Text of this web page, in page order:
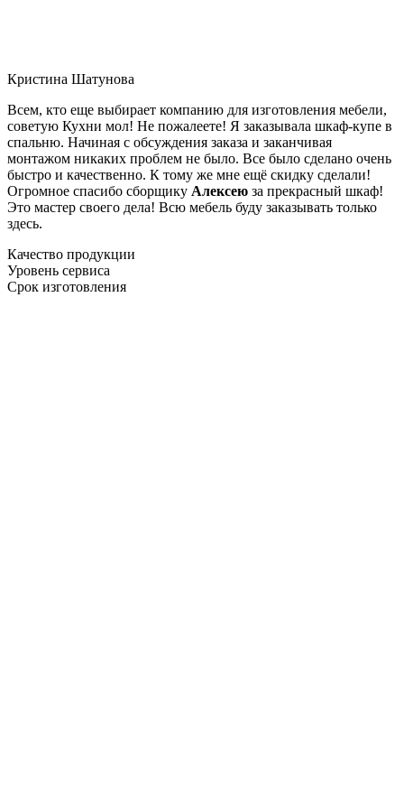
Кристина Шатунова
Всем, кто еще выбирает компанию для изготовления мебели,
советую Кухни мол! Не пожалеете! Я заказывала шкаф-купе в
спальню. Начиная с обсуждения заказа и заканчивая
монтажом никаких проблем не было. Все было сделано очень
быстро и качественно. К тому же мне ещё скидку сделали!
Огромное спасибо сборщику Алексею за прекрасный шкаф!
Это мастер своего дела! Всю мебель буду заказывать только
здесь.
Качество продукции
Уровень сервиса
Срок изготовления